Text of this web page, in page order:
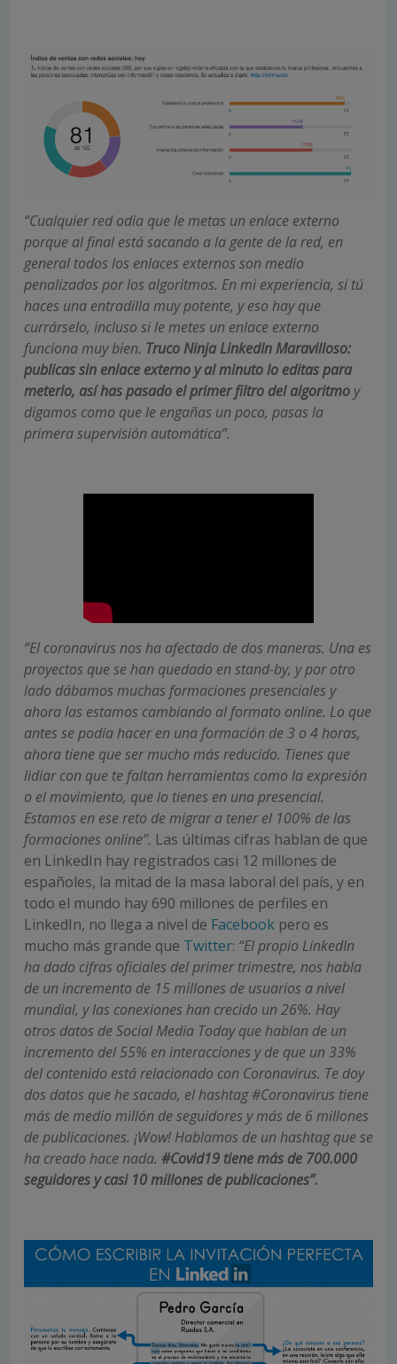
“Cualquier red odia que le metas un enlace externo
porque al final está sacando a la gente de la red, en
general todos los enlaces externos son medio
penalizados por los algoritmos. En mi experiencia, si tú
haces una entradilla muy potente, y eso hay que
currárselo, incluso si le metes un enlace externo
funciona muy bien. Truco Ninja LinkedIn Maravilloso:
publicas sin enlace externo y al minuto lo editas para
meterlo, así has pasado el primer filtro del algoritmo y
digamos como que le engañas un poco, pasas la
primera supervisión automática”.
“El coronavirus nos ha afectado de dos maneras. Una es
proyectos que se han quedado en stand-by, y por otro
lado dábamos muchas formaciones presenciales y
ahora las estamos cambiando al formato online. Lo que
antes se podía hacer en una formación de 3 o 4 horas,
ahora tiene que ser mucho más reducido. Tienes que
lidiar con que te faltan herramientas como la expresión
o el movimiento, que lo tienes en una presencial.
Estamos en ese reto de migrar a tener el 100% de las
formaciones online”. Las últimas cifras hablan de que
en LinkedIn hay registrados casi 12 millones de
españoles, la mitad de la masa laboral del país, y en
todo el mundo hay 690 millones de perfiles en
LinkedIn, no llega a nivel de Facebook pero es
mucho más grande que Twitter: “El propio LinkedIn
ha dado cifras oficiales del primer trimestre, nos habla
de un incremento de 15 millones de usuarios a nivel
mundial, y las conexiones han crecido un 26%. Hay
otros datos de Social Media Today que hablan de un
incremento del 55% en interacciones y de que un 33%
del contenido está relacionado con Coronavirus. Te doy
dos datos que he sacado, el hashtag #Coronavirus tiene
más de medio millón de seguidores y más de 6 millones
de publicaciones. ¡Wow! Hablamos de un hashtag que se
ha creado hace nada. #Covid19 tiene más de 700.000
seguidores y casi 10 millones de publicaciones”.